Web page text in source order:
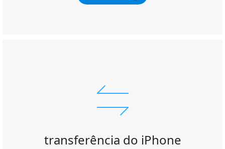
transferência do iPhone